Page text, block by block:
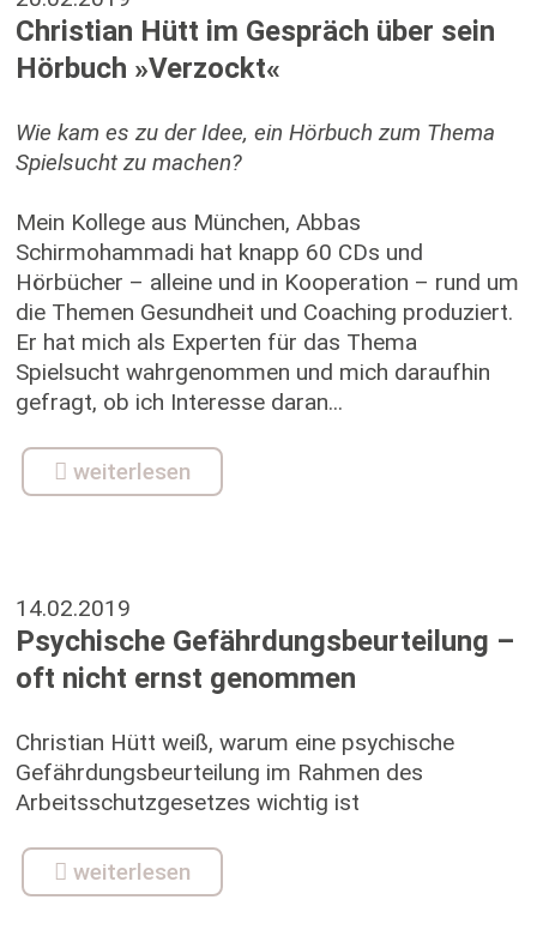
Christian Hütt im Gespräch über sein
Hörbuch »Verzockt«
Wie kam es zu der Idee, ein Hörbuch zum Thema
Spielsucht zu machen?
Mein Kollege aus München, Abbas
Schirmohammadi hat knapp 60 CDs und
Hörbücher – alleine und in Kooperation – rund um
die Themen Gesundheit und Coaching produziert.
Er hat mich als Experten für das Thema
Spielsucht wahrgenommen und mich daraufhin
gefragt, ob ich Interesse daran...
weiterlesen
14.02.2019
Psychische Gefährdungsbeurteilung –
oft nicht ernst genommen
Christian Hütt weiß, warum eine psychische
Gefährdungsbeurteilung im Rahmen des
Arbeitsschutzgesetzes wichtig ist
weiterlesen